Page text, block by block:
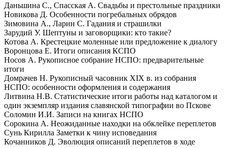
Даньшина С., Спасская А. Свадьбы и престольные праздники
Новикова Д. Особенности погребальных обрядов
Зимовина А., Ларин С. Гадания и страшилки
Зарудий У. Шептуны и заговорщики: кто такие?
Котова А. Крестецкие моленные или предложение к диалогу
Воронцова Е. Итоги описания КСПО
Носов А. Рукописное собрание НСПО: предварительные
итоги
Домрачев Н. Рукописный часовник XIX в. из собрания
НСПО: особенности оформления и содержания
Литвина Н.В. Статистические итоги работы над каталогом и
один экземпляр издания славянской типографии во Пскове
Соломин И.И. Записи на книгах НСПО
Сорокина А. Неожиданные находки на обклейке переплетов
Сунь Кирилла Заметки к чину исповедания
Кочанников Д. Эволюция описаний переплетов в ходе